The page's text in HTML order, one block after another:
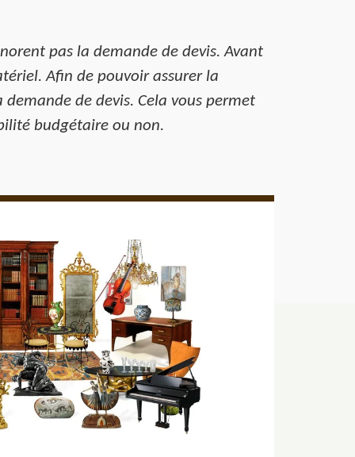
pas la demande de devis. Avant
Afin de pouvoir assurer la
de devis. Cela vous permet
budgétaire ou non.